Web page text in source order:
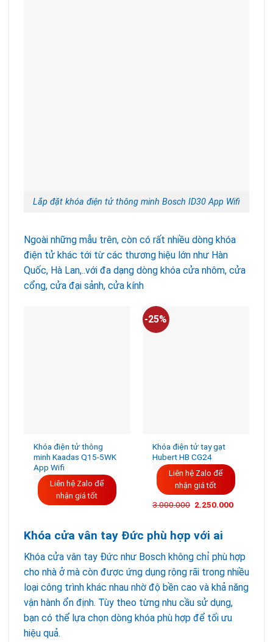
Lắp đặt khóa điện tử thông minh Bosch ID30 App Wifi
Ngoài những mẫu trên, còn có rất nhiều dòng khóa
điện tử khác tới từ các thương hiệu lớn như Hàn
Quốc, Hà Lan,..với đa dạng dòng khóa cửa nhôm, cửa
cổng, cửa đại sảnh, cửa kính
Khóa điện tử thông
minh Kaadas Q15-5WK
App Wifi
Liên hệ Zalo để
nhận giá tốt
-25%
Khóa điện tử tay gạt
Hubert HB CG24
Liên hệ Zalo để
nhận giá tốt
3.000.000 2.250.000
Khóa cửa vân tay Đức phù hợp với ai
Khóa cửa vân tay Đức như Bosch không chỉ phù hợp
cho nhà ở mà còn được ứng dụng rộng rãi trong nhiều
loại công trình khác nhau nhờ độ bền cao và khả năng
vận hành ổn định. Tùy theo từng nhu cầu sử dụng,
bạn có thể lựa chọn dòng khóa phù hợp để tối ưu
hiệu quả.